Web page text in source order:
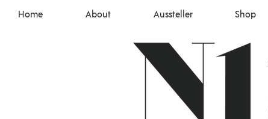
Home About Aussteller Shop